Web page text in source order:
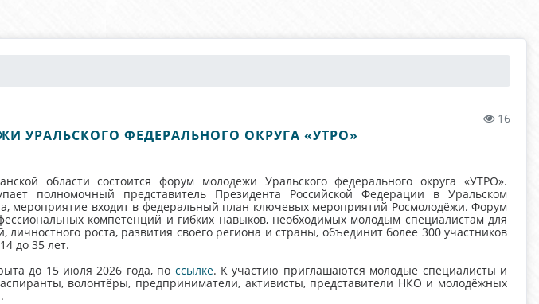
16
УРАЛЬСКОГО ФЕДЕРАЛЬНОГО ОКРУГА «УТРО»
области состоится форум молодежи Уральского федерального округа «УТРО».
полномочный представитель Президента Российской Федерации в Уральском
мероприятие входит в федеральный план ключевых мероприятий Росмолодёжи. Форум
компетенций и гибких навыков, необходимых молодым специалистам для
личностного роста, развития своего региона и страны, объединит более 300 участников
до 35 лет.
до 15 июля 2026 года, по ссылке. К участию приглашаются молодые специалисты и
волонтёры, предприниматели, активисты, представители НКО и молодёжных